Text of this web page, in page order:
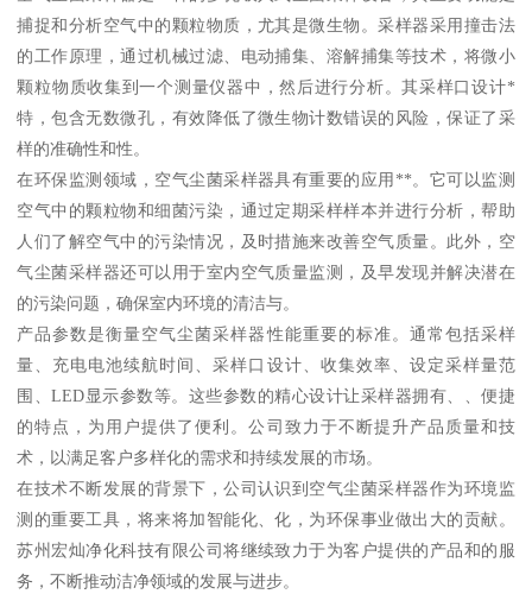
捕捉和分析空气中的颗粒物质，尤其是微生物。采样器采用撞击法
的工作原理，通过机械过滤、电动捕集、溶解捕集等技术，将微小
颗粒物质收集到一个测量仪器中，然后进行分析。其采样口设计*
特，包含无数微孔，有效降低了微生物计数错误的风险，保证了采
样的准确性和性。
在环保监测领域，空气尘菌采样器具有重要的应用**。它可以监测
空气中的颗粒物和细菌污染，通过定期采样样本并进行分析，帮助
人们了解空气中的污染情况，及时措施来改善空气质量。此外，空
气尘菌采样器还可以用于室内空气质量监测，及早发现并解决潜在
的污染问题，确保室内环境的清洁与。
产品参数是衡量空气尘菌采样器性能重要的标准。通常包括采样
量、充电电池续航时间、采样口设计、收集效率、设定采样量范
围、LED显示参数等。这些参数的精心设计让采样器拥有、、便捷
的特点，为用户提供了便利。公司致力于不断提升产品质量和技
术，以满足客户多样化的需求和持续发展的市场。
在技术不断发展的背景下，公司认识到空气尘菌采样器作为环境监
测的重要工具，将来将加智能化、化，为环保事业做出大的贡献。
苏州宏灿净化科技有限公司将继续致力于为客户提供的产品和的服
务，不断推动洁净领域的发展与进步。